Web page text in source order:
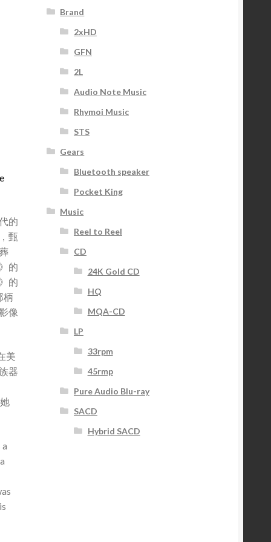
的
甄
的
的
柄
像
美
器
Brand
2xHD
GFN
2L
Audio Note Music
Rhymoi Music
STS
Gears
Bluetooth speaker
Pocket King
Music
Reel to Reel
CD
24K Gold CD
HQ
MQA-CD
LP
33rpm
45rmp
Pure Audio Blu-ray
SACD
Hybrid SACD